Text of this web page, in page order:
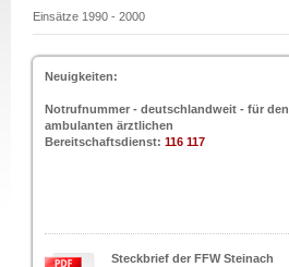
Einsätze 1990 - 2000
Neuigkeiten:
Notrufnummer - deutschlandweit - für den
ambulanten ärztlichen
Bereitschaftsdienst: 116 117
Steckbrief der FFW Steinach